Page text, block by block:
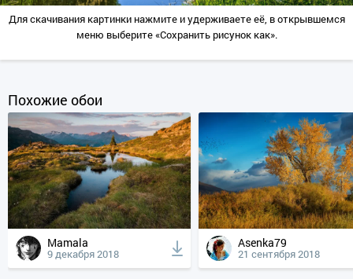
Для скачивания картинки нажмите и удерживаете её, в открывшемся
меню выберите «Сохранить рисунок как».
Похожие обои
Mamala
9 декабря 2018
Asenka79
21 сентября 2018